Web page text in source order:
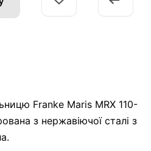
Franke Maris MRX 110-
з нержавіючої сталі з